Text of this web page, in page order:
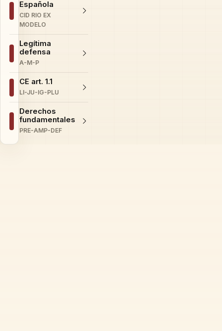
Española
CID RIO EX
MODELO
Legítima
defensa
A-M-P
CE art. 1.1
LI-JU-IG-PLU
Derechos
fundamentales
PRE-AMP-DEF